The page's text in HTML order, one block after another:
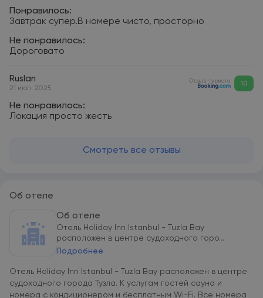
Понравилось:
Завтрак супер.В номере чисто, просторно
Не понравилось:
Дороговато
Ruslan
21 июл. 2025
Отзыв туриста 10
Не понравилось:
Локация просто жесть
Смотреть все отзывы
Об отеле
Об отеле
Отель Holiday Inn Istanbul - Tuzla Bay
расположен в центре судоходного горо...
Подробнее
Отель Holiday Inn Istanbul - Tuzla Bay расположен в центре
судоходного города Тузла. К услугам гостей сауна и
номера с кондиционером и бесплатным Wi-Fi. Все номера